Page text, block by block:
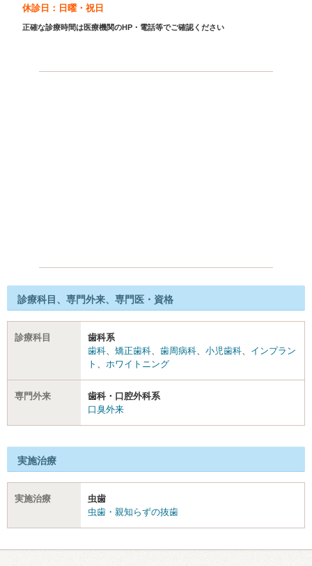
休診日：日曜・祝日
正確な診療時間は医療機関のHP・電話等でご確認ください
診療科目、専門外来、専門医・資格
診療科目
歯科系
歯科
矯正歯科 歯周病科 小児歯科
インプラン
ト
ホワイトニング
専門外来
歯科・口腔外科系
口臭外来
実施治療
実施治療
虫歯
虫歯・親知らずの抜歯